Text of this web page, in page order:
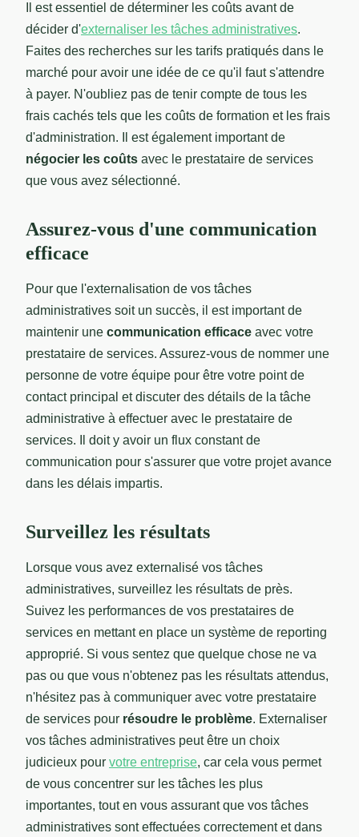
Il est essentiel de déterminer les coûts avant de
décider d'externaliser les tâches administratives.
Faites des recherches sur les tarifs pratiqués dans le
marché pour avoir une idée de ce qu'il faut s'attendre
à payer. N'oubliez pas de tenir compte de tous les
frais cachés tels que les coûts de formation et les frais
d'administration. Il est également important de
négocier les coûts avec le prestataire de services
que vous avez sélectionné.
Assurez-vous d'une communication
efficace
Pour que l'externalisation de vos tâches
administratives soit un succès, il est important de
maintenir une communication efficace avec votre
prestataire de services. Assurez-vous de nommer une
personne de votre équipe pour être votre point de
contact principal et discuter des détails de la tâche
administrative à effectuer avec le prestataire de
services. Il doit y avoir un flux constant de
communication pour s'assurer que votre projet avance
dans les délais impartis.
Surveillez les résultats
Lorsque vous avez externalisé vos tâches
administratives, surveillez les résultats de près.
Suivez les performances de vos prestataires de
services en mettant en place un système de reporting
approprié. Si vous sentez que quelque chose ne va
pas ou que vous n'obtenez pas les résultats attendus,
n'hésitez pas à communiquer avec votre prestataire
de services pour résoudre le problème. Externaliser
vos tâches administratives peut être un choix
judicieux pour votre entreprise, car cela vous permet
de vous concentrer sur les tâches les plus
importantes, tout en vous assurant que vos tâches
administratives sont effectuées correctement et dans